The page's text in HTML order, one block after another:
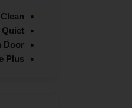
Door:
Plus: